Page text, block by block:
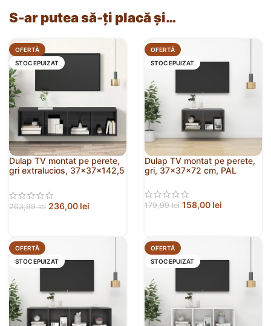
S-ar putea să-ți placă și…
OFERTĂ
STOC EPUIZAT
Dulap TV montat pe perete,
gri extralucios, 37x37x142,5
263,99lei 236,00 lei
OFERTĂ
STOC EPUIZAT
Dulap TV montat pe perete,
gri, 37x37x72 cm, PAL
179,99lei 158,00 lei
OFERTĂ
STOC EPUIZAT
OFERTĂ
STOC EPUIZAT